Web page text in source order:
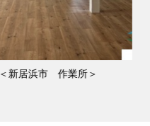
＜新居浜市 作業所＞